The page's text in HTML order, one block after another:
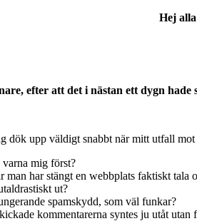
Hej
efter att det i nästan ett dygn hade
dök upp väldigt snabbt när mitt utfall
mig först?
man har stängt en webbplats faktiskt tala
ut?
spamskydd, som väl funkar?
kommentarerna syntes ju utåt